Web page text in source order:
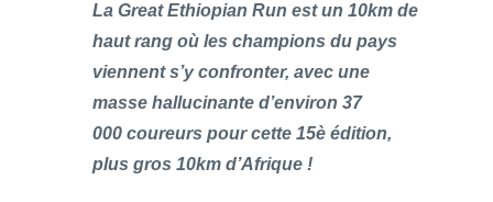
La Great Ethiopian Run est un 10km de
haut rang où les champions du pays
viennent s’y confronter, avec une
masse hallucinante d’environ 37
000 coureurs pour cette 15è édition,
plus gros 10km d’Afrique !